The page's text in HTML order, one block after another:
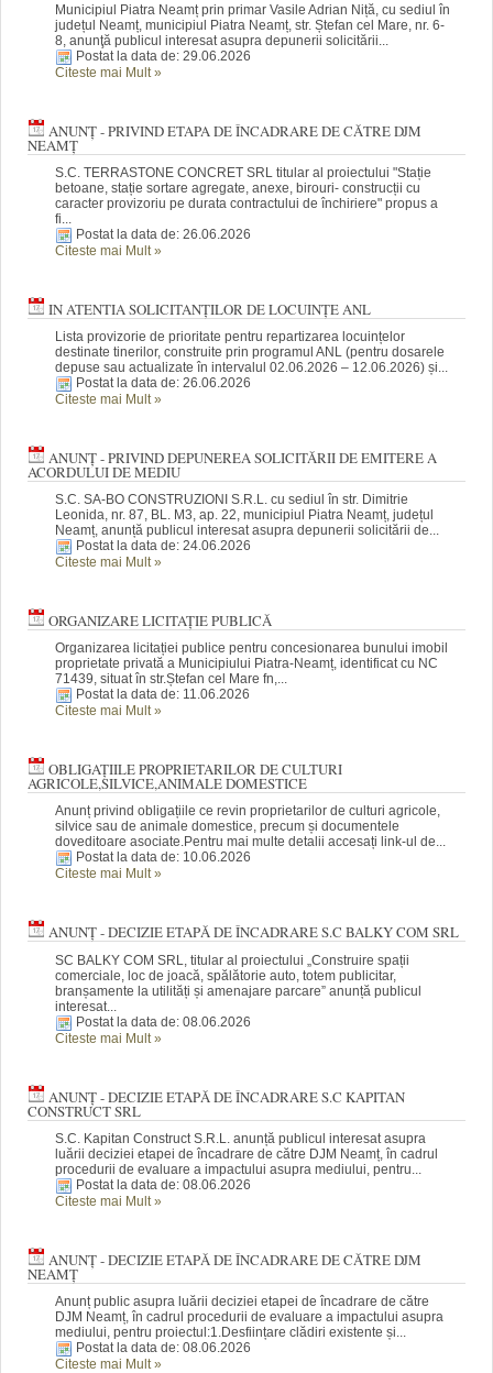
Municipiul Piatra Neamț prin primar Vasile Adrian Niță, cu sediul în
județul Neamț, municipiul Piatra Neamț, str. Ștefan cel Mare, nr. 6-
8, anunţă publicul interesat asupra depunerii solicitării...
Postat la data de: 29.06.2026
Citeste mai Mult»
ANUNȚ - PRIVIND ETAPA DE ÎNCADRARE DE CĂTRE DJM
NEAMȚ
S.C. TERRASTONE CONCRET SRL titular al proiectului "Stație
betoane, stație sortare agregate, anexe, birouri- construcții cu
caracter provizoriu pe durata contractului de închiriere" propus a
fi...
Postat la data de: 26.06.2026
Citeste mai Mult»
IN ATENTIA SOLICITANȚILOR DE LOCUINȚE ANL
Lista provizorie de prioritate pentru repartizarea locuințelor
destinate tinerilor, construite prin programul ANL (pentru dosarele
depuse sau actualizate în intervalul 02.06.2026 – 12.06.2026) și...
Postat la data de: 26.06.2026
Citeste mai Mult»
ANUNȚ - PRIVIND DEPUNEREA SOLICITĂRII DE EMITERE A
ACORDULUI DE MEDIU
S.C. SA-BO CONSTRUZIONI S.R.L. cu sediul în str. Dimitrie
Leonida, nr. 87, BL. M3, ap. 22, municipiul Piatra Neamț, județul
Neamț, anunță publicul interesat asupra depunerii solicitării de...
Postat la data de: 24.06.2026
Citeste mai Mult»
ORGANIZARE LICITAȚIE PUBLICĂ
Organizarea licitației publice pentru concesionarea bunului imobil
proprietate privată a Municipiului Piatra-Neamț, identificat cu NC
71439, situat în str.Ștefan cel Mare fn,...
Postat la data de: 11.06.2026
Citeste mai Mult»
OBLIGAȚIILE PROPRIETARILOR DE CULTURI
AGRICOLE,SILVICE,ANIMALE DOMESTICE
Anunț privind obligațiile ce revin proprietarilor de culturi agricole,
silvice sau de animale domestice, precum și documentele
doveditoare asociate.Pentru mai multe detalii accesați link-ul de...
Postat la data de: 10.06.2026
Citeste mai Mult»
ANUNȚ - DECIZIE ETAPĂ DE ÎNCADRARE S.C BALKY COM SRL
SC BALKY COM SRL, titular al proiectului „Construire spații
comerciale, loc de joacă, spălătorie auto, totem publicitar,
branșamente la utilități și amenajare parcare” anunță publicul
interesat...
Postat la data de: 08.06.2026
Citeste mai Mult »
ANUNȚ - DECIZIE ETAPĂ DE ÎNCADRARE S.C KAPITAN
CONSTRUCT SRL
S.C. Kapitan Construct S.R.L. anunță publicul interesat asupra
luării deciziei etapei de încadrare de către DJM Neamț, în cadrul
procedurii de evaluare a impactului asupra mediului, pentru...
Postat la data de: 08.06.2026
Citeste mai Mult »
ANUNȚ - DECIZIE ETAPĂ DE ÎNCADRARE DE CĂTRE DJM
NEAMȚ
Anunț public asupra luării deciziei etapei de încadrare de către
DJM Neamț, în cadrul procedurii de evaluare a impactului asupra
mediului, pentru proiectul:1.Desființare clădiri existente și...
Postat la data de: 08.06.2026
Citeste mai Mult »